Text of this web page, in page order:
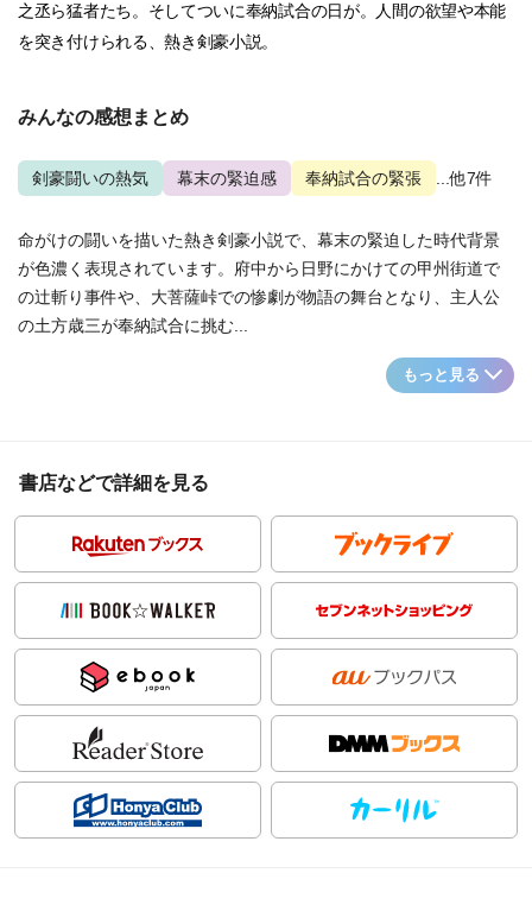
之丞ら猛者たち。そしてついに奉納試合の日が。人間の欲望や本能
を突き付けられる、熱き剣豪小説。
みんなの感想まとめ
剣豪闘いの熱気 幕末の緊迫感 奉納試合の緊張 ...他7件
命がけの闘いを描いた熱き剣豪小説で、幕末の緊迫した時代背景
が色濃く表現されています。府中から日野にかけての甲州街道で
の辻斬り事件や、大菩薩峠での惨劇が物語の舞台となり、主人公
の土方歳三が奉納試合に挑む...
もっと見る
書店などで詳細を見る